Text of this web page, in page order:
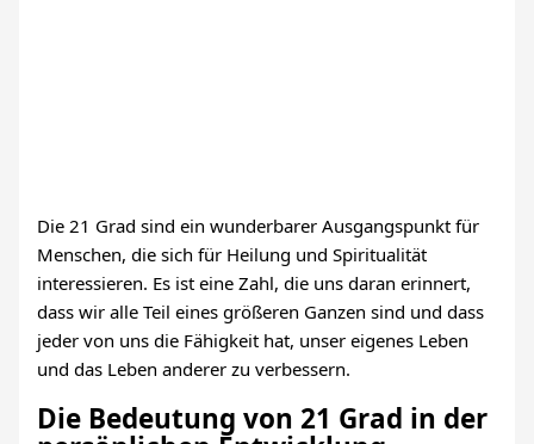
Die 21 Grad sind ein wunderbarer Ausgangspunkt für
Menschen, die sich für Heilung und Spiritualität
interessieren. Es ist eine Zahl, die uns daran erinnert,
dass wir alle Teil eines größeren Ganzen sind und dass
jeder von uns die Fähigkeit hat, unser eigenes Leben
und das Leben anderer zu verbessern.
Die Bedeutung von 21 Grad in der